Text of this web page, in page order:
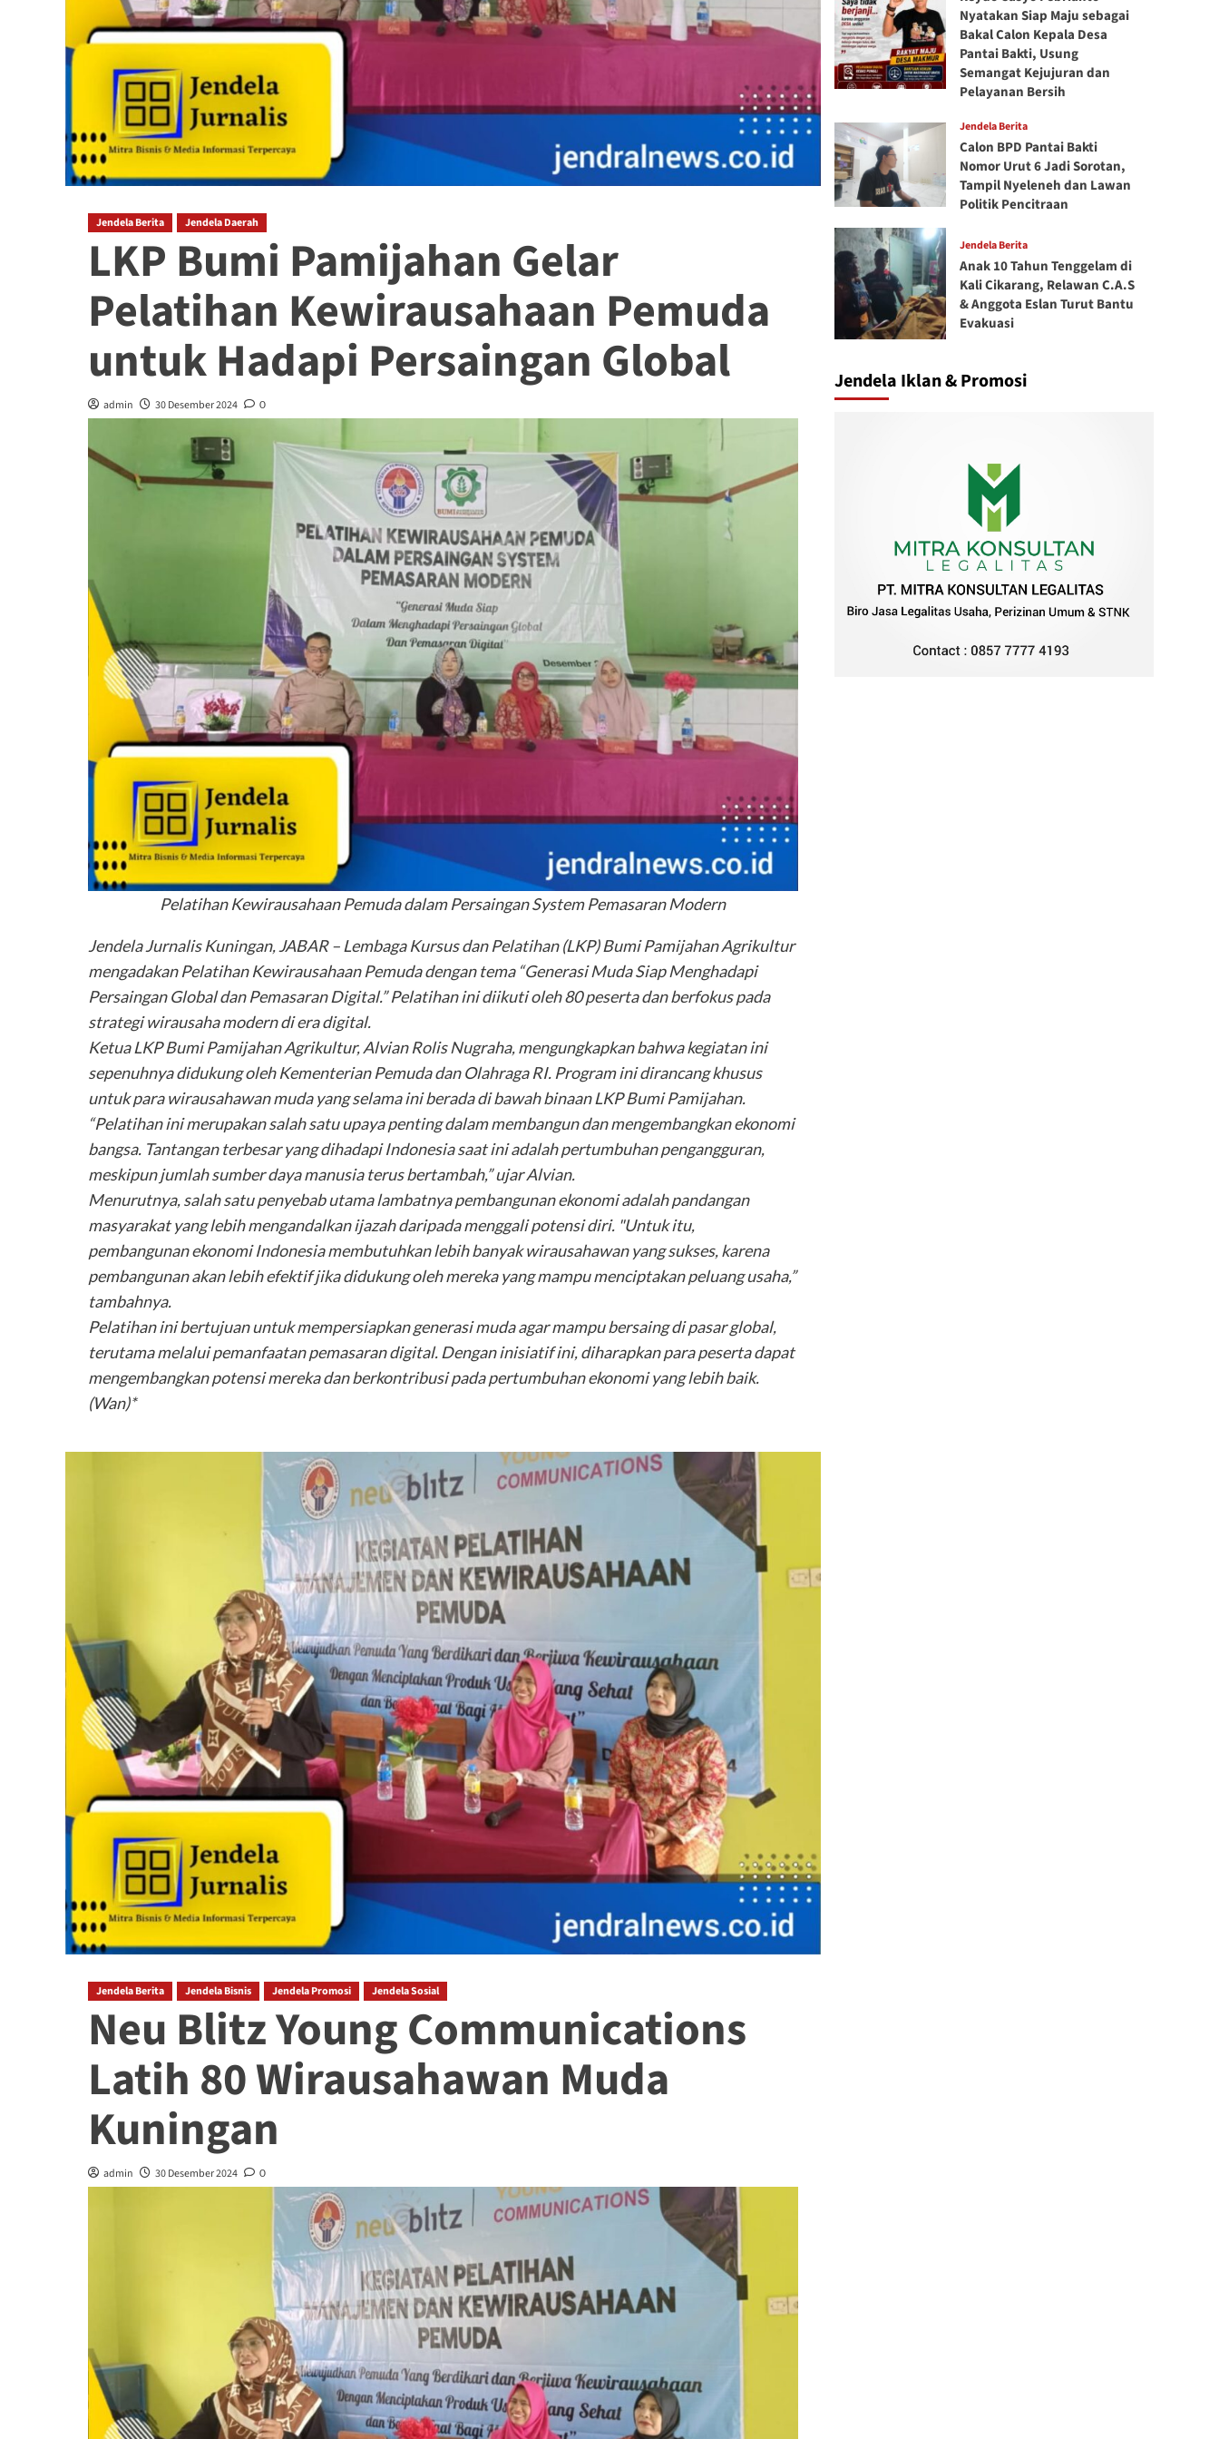
Jendela Berita Jendela Daerah
LKP Bumi Pamijahan Gelar
Pelatihan Kewirausahaan Pemuda
untuk Hadapi Persaingan Global
admin 30 Desember 2024 0
Pelatihan Kewirausahaan Pemuda dalam Persaingan System Pemasaran Modern
Jendela Jurnalis Kuningan, JABAR – Lembaga Kursus dan Pelatihan (LKP) Bumi Pamijahan Agrikultur
mengadakan Pelatihan Kewirausahaan Pemuda dengan tema “Generasi Muda Siap Menghadapi
Persaingan Global dan Pemasaran Digital.” Pelatihan ini diikuti oleh 80 peserta dan berfokus pada
strategi wirausaha modern di era digital.
Ketua LKP Bumi Pamijahan Agrikultur, Alvian Rolis Nugraha, mengungkapkan bahwa kegiatan ini
sepenuhnya didukung oleh Kementerian Pemuda dan Olahraga RI. Program ini dirancang khusus
untuk para wirausahawan muda yang selama ini berada di bawah binaan LKP Bumi Pamijahan.
“Pelatihan ini merupakan salah satu upaya penting dalam membangun dan mengembangkan ekonomi
bangsa. Tantangan terbesar yang dihadapi Indonesia saat ini adalah pertumbuhan pengangguran,
meskipun jumlah sumber daya manusia terus bertambah,” ujar Alvian.
Menurutnya, salah satu penyebab utama lambatnya pembangunan ekonomi adalah pandangan
masyarakat yang lebih mengandalkan ijazah daripada menggali potensi diri. "Untuk itu,
pembangunan ekonomi Indonesia membutuhkan lebih banyak wirausahawan yang sukses, karena
pembangunan akan lebih efektif jika didukung oleh mereka yang mampu menciptakan peluang usaha,”
tambahnya.
Pelatihan ini bertujuan untuk mempersiapkan generasi muda agar mampu bersaing di pasar global,
terutama melalui pemanfaatan pemasaran digital. Dengan inisiatif ini, diharapkan para peserta dapat
mengembangkan potensi mereka dan berkontribusi pada pertumbuhan ekonomi yang lebih baik.
(Wan)*
Jendela Berita Jendela Bisnis Jendela Promosi Jendela Sosial
Neu Blitz Young Communications
Latih 80 Wirausahawan Muda
Kuningan
admin 30 Desember 2024 0
Nyatakan Siap Maju sebagai
Bakal Calon Kepala Desa
Pantai Bakti, Usung
Semangat Kejujuran dan
Pelayanan Bersih
Jendela Berita
Calon BPD Pantai Bakti
Nomor Urut 6 Jadi Sorotan,
Tampil Nyeleneh dan Lawan
Politik Pencitraan
Jendela Berita
Anak 10 Tahun Tenggelam di
Kali Cikarang, Relawan C.A.S
& Anggota Eslan Turut Bantu
Evakuasi
Jendela Iklan & Promosi